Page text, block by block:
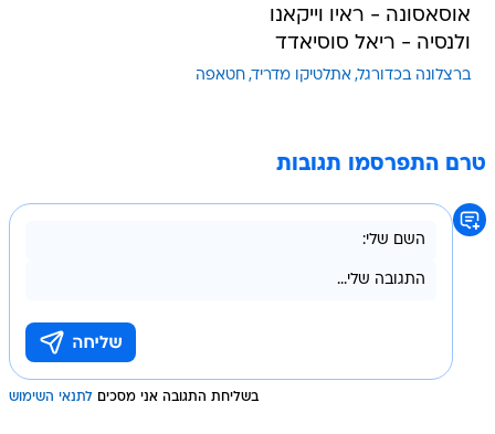
אוסאסונה - ראיו וייקאנו
ולנסיה - ריאל סוסיאדד
ברצלונה בכדורגל אתלטיקו מדריד חטאפה
טרם התפרסמו תגובות
בשליחת התגובה אני מסכים לתנאי השימוש